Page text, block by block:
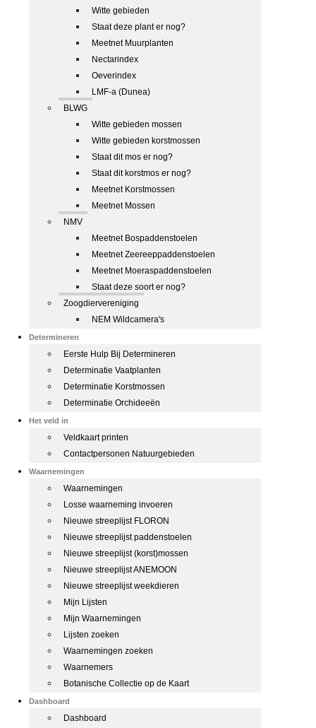
Witte gebieden
Staat deze plant er nog?
Meetnet Muurplanten
Nectarindex
Oeverindex
LMF-a (Dunea)
BLWG
Witte gebieden mossen
Witte gebieden korstmossen
Staat dit mos er nog?
Staat dit korstmos er nog?
Meetnet Korstmossen
Meetnet Mossen
NMV
Meetnet Bospaddenstoelen
Meetnet Zeereeppaddenstoelen
Meetnet Moeraspaddenstoelen
Staat deze soort er nog?
Zoogdiervereniging
NEM Wildcamera's
Determineren
Eerste Hulp Bij Determineren
Determinatie Vaatplanten
Determinatie Korstmossen
Determinatie Orchideeën
Het veld in
Veldkaart printen
Contactpersonen Natuurgebieden
Waarnemingen
Waarnemingen
Losse waarneming invoeren
Nieuwe streeplijst FLORON
Nieuwe streeplijst paddenstoelen
Nieuwe streeplijst (korst)mossen
Nieuwe streeplijst ANEMOON
Nieuwe streeplijst weekdieren
Mijn Lijsten
Mijn Waarnemingen
Lijsten zoeken
Waarnemingen zoeken
Waarnemers
Botanische Collectie op de Kaart
Dashboard
Dashboard